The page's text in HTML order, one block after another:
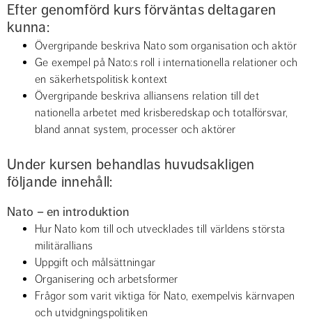
Efter genomförd kurs förväntas deltagaren
kunna:
Övergripande beskriva Nato som organisation och aktör
Ge exempel på Nato:s roll i internationella relationer och
en säkerhetspolitisk kontext
Övergripande beskriva alliansens relation till det
nationella arbetet med krisberedskap och totalförsvar,
bland annat system, processer och aktörer
Under kursen behandlas huvudsakligen
följande innehåll:
Nato – en introduktion
Hur Nato kom till och utvecklades till världens största
militärallians
Uppgift och målsättningar
Organisering och arbetsformer
Frågor som varit viktiga för Nato, exempelvis kärnvapen
och utvidgningspolitiken